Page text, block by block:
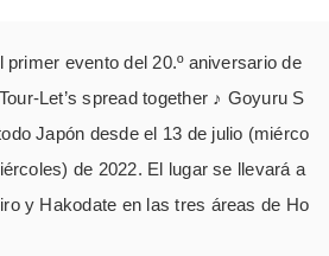
primer evento del 20.º aniversario de
Let’s spread together ♪ Goyuru S
Japón desde el 13 de julio (miérco
de 2022. El lugar se llevará a
y Hakodate en las tres áreas de Ho